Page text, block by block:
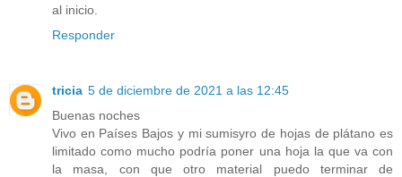
al inicio.
Responder
tricia 5 de diciembre de 2021 a las 12:45
Buenas noches
Vivo en Países Bajos y mi sumisyro de hojas de plátano es
limitado como mucho podría poner una hoja la que va con
la masa, con que otro material puedo terminar de